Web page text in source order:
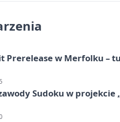
Prerelease w Merfolku –
Sudoku w projekcie